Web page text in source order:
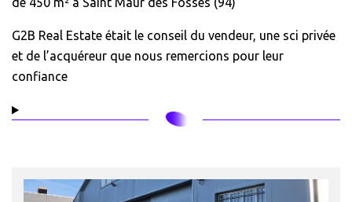
G2B Real Estate était le conseil du vendeur, une sci privée
et de l’acquéreur que nous remercions pour leur
confiance